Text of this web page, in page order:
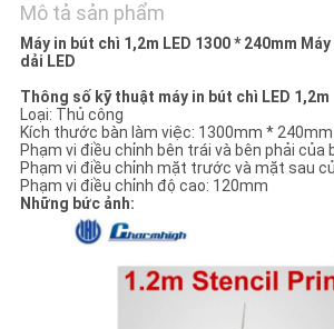
SHOPPING
ON
LINE
SƠ
ĐỒ
TRANG
Mô tả sản phẩm
Máy in bút chì 1,2m LED 1300 * 240mm
dải LED
Thông số kỹ thuật máy in bút chì LED 1,2m
Loại: Thủ công
Kích thước bàn làm việc: 1300mm * 240mm
Phạm vi điều chỉnh bên trái và bên phải của
Phạm vi điều chỉnh mặt trước và mặt sau
Phạm vi điều chỉnh độ cao: 120mm
Những bức ảnh: